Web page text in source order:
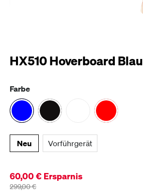
HX510 Hoverboard Blau
Farbe
Neu Vorführgerät
60,00 € Ersparnis
299,00 €